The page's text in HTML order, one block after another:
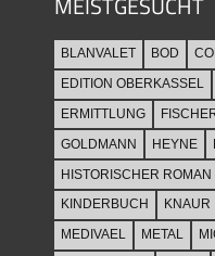
BLANVALET BOD
EDITION OBERKASSEL
ERMITTLUNG
GOLDMANN
HEYNE
HISTORISCHER ROMAN
KINDERBUCH
KNAUR
MEDIVAEL
METAL